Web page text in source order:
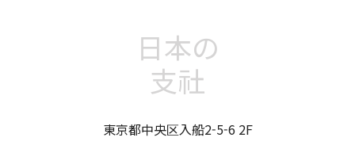
日本の
支社
東京都中央区入船2-5-6 2F